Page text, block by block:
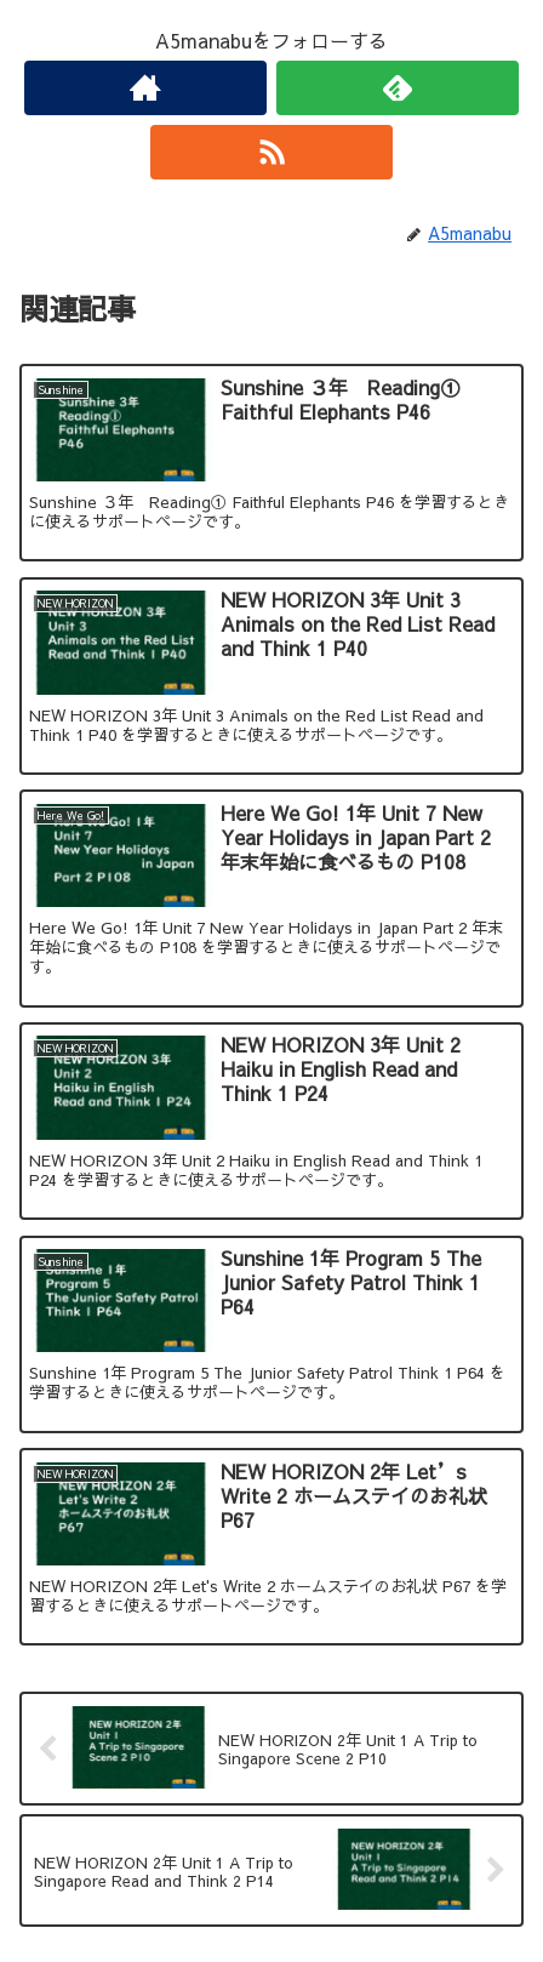
A5manabuをフォローする
A5manabu
関連記事
Sunshine
Sunshine ３年 Reading①
Faithful Elephants P46
Sunshine ３年 Reading① Faithful Elephants P46 を学習するとき
に使えるサポートページです。
NEW HORIZON
NEW HORIZON 3年 Unit 3
Animals on the Red List Read
and Think 1 P40
NEW HORIZON 3年 Unit 3 Animals on the Red List Read and
Think 1 P40 を学習するときに使えるサポートページです。
Here We Go!
Here We Go! 1年 Unit 7 New
Year Holidays in Japan Part 2
年末年始に食べるもの P108
Here We Go! 1年 Unit 7 New Year Holidays in Japan Part 2 年末
年始に食べるもの P108 を学習するときに使えるサポートページで
す。
NEW HORIZON
NEW HORIZON 3年 Unit 2
Haiku in English Read and
Think 1 P24
NEW HORIZON 3年 Unit 2 Haiku in English Read and Think 1
P24 を学習するときに使えるサポートページです。
Sunshine
Sunshine 1年 Program 5 The
Junior Safety Patrol Think 1
P64
Sunshine 1年 Program 5 The Junior Safety Patrol Think 1 P64 を
学習するときに使えるサポートページです。
NEW HORIZON
NEW HORIZON 2年 Let’s
Write 2 ホームステイのお礼状
P67
NEW HORIZON 2年 Let's Write 2 ホームステイのお礼状 P67 を学
習するときに使えるサポートページです。
NEW HORIZON 2年 Unit 1 A Trip to
Singapore Scene 2 P10
NEW HORIZON 2年 Unit 1 A Trip to
Singapore Read and Think 2 P14